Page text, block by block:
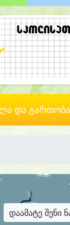
და გართობა
დაამატე შენი